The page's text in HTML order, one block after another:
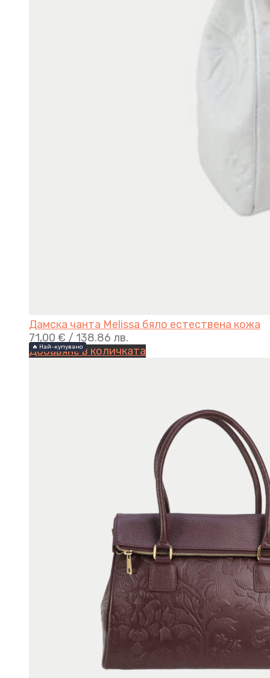
🔥 Най-купувано
Дамска чанта Melissa бяло eстествена кожа
71,00 € / 138.86 лв.
🔥 Най-купувано
Добавяне в количката